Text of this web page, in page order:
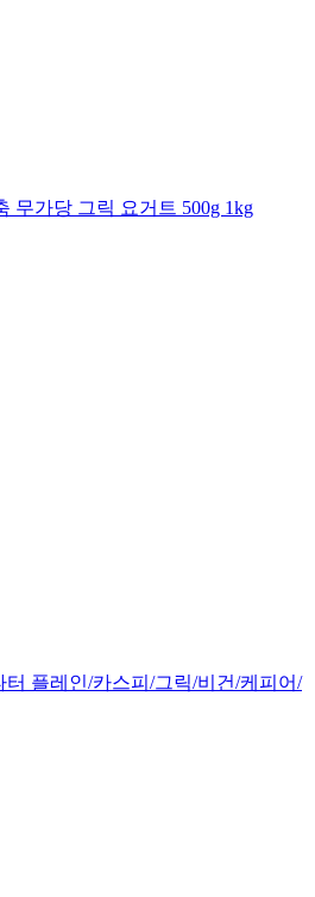
무가당 그릭 요거트 500g 1kg
플레인/카스피/그릭/비건/케피어/